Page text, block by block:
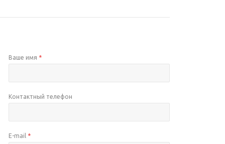
Ваше имя *
Контактный телефон
E-mail *